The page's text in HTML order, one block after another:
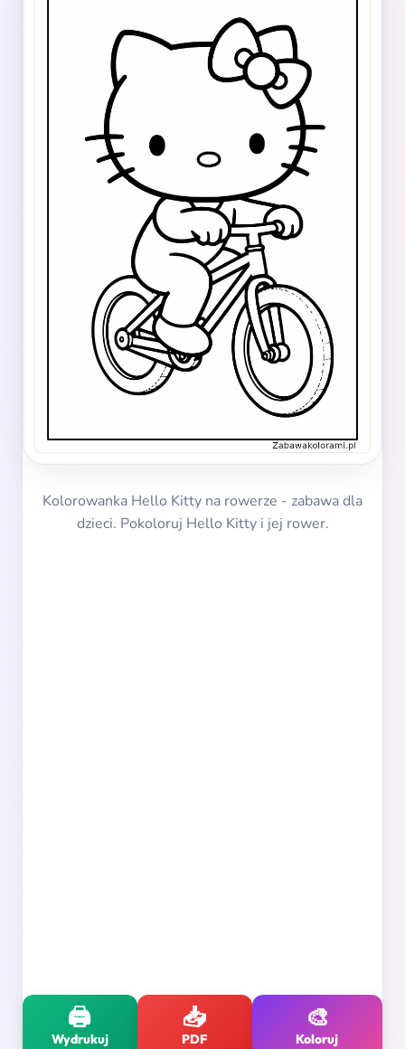
Kolorowanka Hello Kitty na rowerze - zabawa dla
dzieci. Pokoloruj Hello Kitty i jej rower.
🖨️
Wydrukuj
📥
PDF
🎨
Koloruj